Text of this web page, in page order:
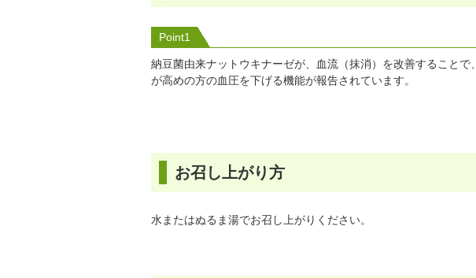
Point1
納豆菌由来ナットウキナーゼが、血流（抹消）を改善することで
が高めの方の血圧を下げる機能が報告されています。
お召し上がり方
水またはぬるま湯でお召し上がりください。